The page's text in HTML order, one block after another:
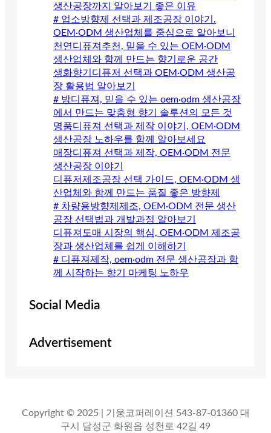
생산공장까지 알아보기 좋은 이유
# 업소방향제 선택과 제조공장 이야기.
OEM·ODM 생산업체를 중심으로 알아보니
천연디퓨져추천, 믿을 수 있는 OEM·ODM
생산업체와 함께 만드는 향기로운 공간
생화향기디퓨저 선택과 OEM·ODM 생산공
장 활용법 알아보기
# 방디퓨져, 믿을 수 있는 oem·odm 생산공장
에서 만드는 맞춤형 향기 솔루션의 모든 것
명품디퓨져 선택과 제작 이야기, OEM·ODM
생산공장 노하우를 함께 알아보세요
매장디퓨져 선택과 제작, OEM·ODM 전문
생산공장 이야기
디퓨저제조공장 선택 가이드, OEM·ODM 생
산업체와 함께 만드는 품질 좋은 방향제
# 차량용방향제제조, OEM·ODM 전문 생산
공장 선택법과 개발과정 알아보기
디퓨져도매 시장의 핵심, OEM·ODM 제조공
장과 생산업체를 쉽게 이해하기
# 디퓨져제작, oem·odm 전문 생산공장과 함
께 시작하는 향기 마케팅 노하우
Social Media
Advertisement
Copyright © 2025 | 기웅코퍼레이션 543-87-01360 대
구시 달성군 화원읍 성천로 42길 49